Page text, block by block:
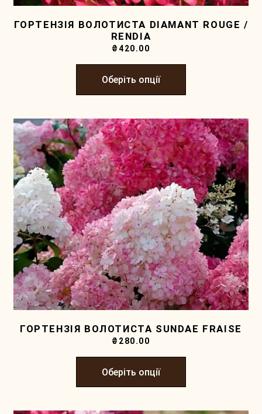
ГОРТЕНЗІЯ ВОЛОТИСТА DIAMANT ROUGE /
RENDIA
₴420.00
Оберіть опції
ГОРТЕНЗІЯ ВОЛОТИСТА SUNDAE FRAISE
₴ 280.00
Оберіть опції